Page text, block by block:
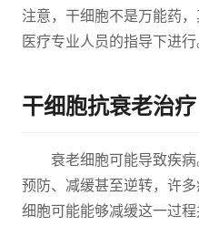
注意，干细胞不是万能药
医疗专业人员的指导下进行
干细胞抗衰老治疗
衰老细胞可能导致疾
预防、减缓甚至逆转，许
细胞可能能够减缓这一过